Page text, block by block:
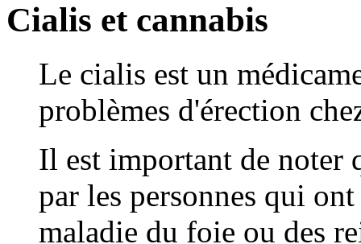
Cialis et cannabis
Le cialis est un
problèmes d'érection
Il est important de noter
par les personnes qui
maladie du foie ou des